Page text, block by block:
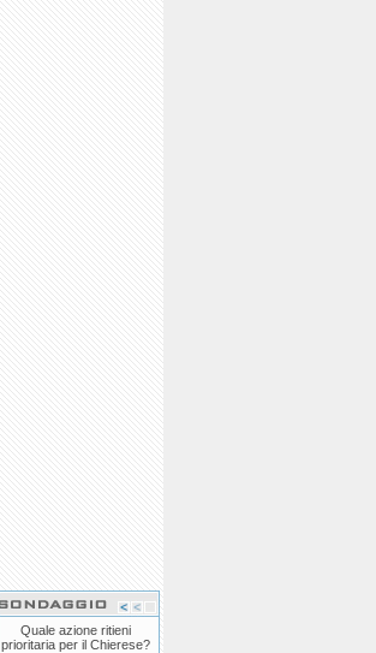
Quale azione ritieni
prioritaria per il Chierese?